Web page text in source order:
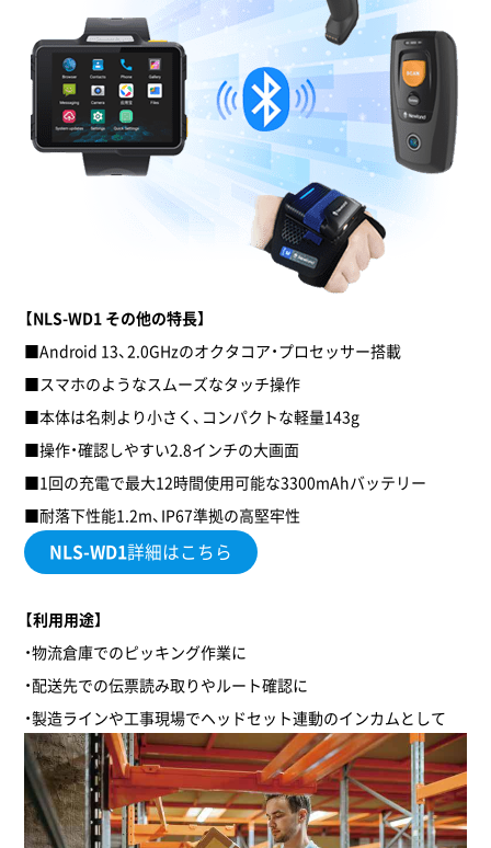
【NLS-WD1 その他の特長】
■Android 13、2.0GHzのオクタコア・プロセッサー搭載
■スマホのようなスムーズなタッチ操作
■本体は名刺より小さく、コンパクトな軽量143g
■操作・確認しやすい2.8インチの大画面
■1回の充電で最大12時間使用可能な3300mAhバッテリー
■耐落下性能1.2m、IP67準拠の高堅牢性
NLS-WD1詳細はこちら
【利用用途】
・物流倉庫でのピッキング作業に
・配送先での伝票読み取りやルート確認に
・製造ラインや工事現場でヘッドセット連動のインカムとして